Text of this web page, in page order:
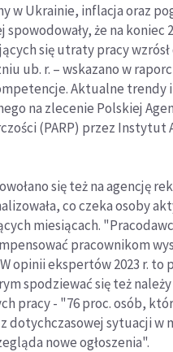
w Ukrainie, inflacja oraz
spowodowały, że na koniec
się utraty pracy wzrósł
ub. r. – wskazano w
Aktualne trendy
na zlecenie Polskiej
(PARP) przez Instytut
się też na agencję
co czeka osoby
miesiącach.
pracownikom
opinii ekspertów 2023 r.
spodziewać się też
pracy - "76 proc. osób,
dotychczasowej sytuacji w
nowe ogłoszenia".